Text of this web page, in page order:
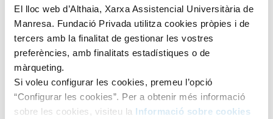
El lloc web d’Althaia, Xarxa Assistencial Universitària de
Manresa. Fundació Privada utilitza cookies pròpies i de
tercers amb la finalitat de gestionar les vostres
preferències, amb finalitats estadístiques o de
màrqueting.
Si voleu configurar les cookies, premeu l’opció
“Configurar les cookies”. Per a obtenir més informació
sobre les cookies, visiteu la Informació sobre cookies